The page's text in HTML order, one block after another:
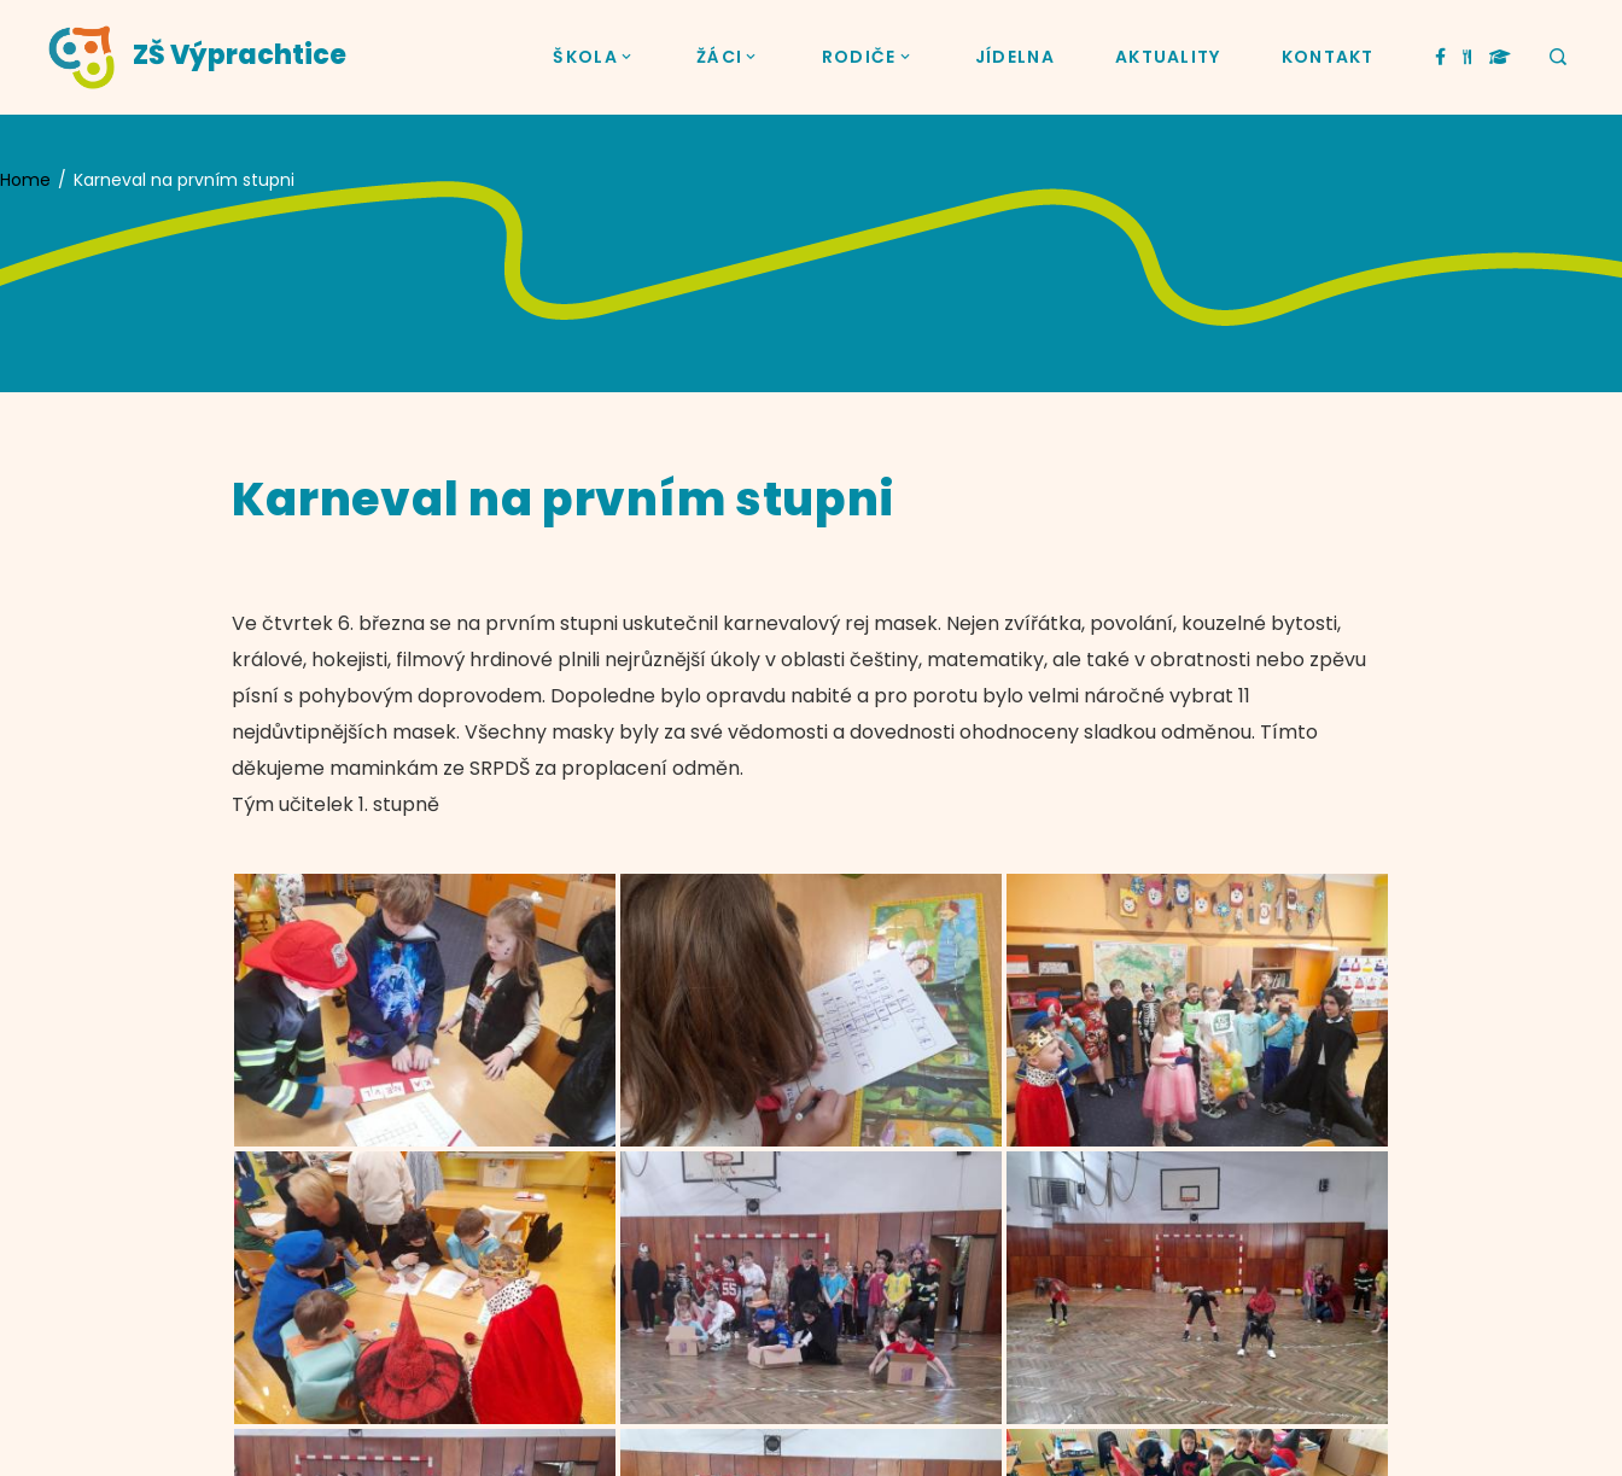
content
ZŠ Výprachtice ŠKOLA ŽÁCI RODIČE JÍDELNA AKTUALITY KONTAKT
Home Karneval na prvním stupni
Karneval na prvním stupni
Ve čtvrtek 6. března se na prvním stupni uskutečnil karnevalový rej masek. Nejen zvířátka, povolání, kouzelné bytosti,
králové, hokejisti, filmový hrdinové plnili nejrůznější úkoly v oblasti češtiny, matematiky, ale také v obratnosti nebo zpěvu
písní s pohybovým doprovodem. Dopoledne bylo opravdu nabité a pro porotu bylo velmi náročné vybrat 11
nejdůvtipnějších masek. Všechny masky byly za své vědomosti a dovednosti ohodnoceny sladkou odměnou. Tímto
děkujeme maminkám ze SRPDŠ za proplacení odměn.
Tým učitelek 1. stupně